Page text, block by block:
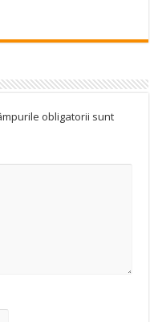
obligatorii sunt